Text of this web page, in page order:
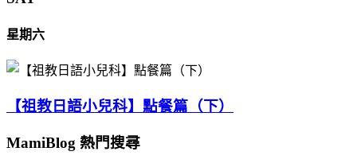
星期六
【祖教日語小兒科】點餐篇（下）
MamiBlog 熱門搜尋